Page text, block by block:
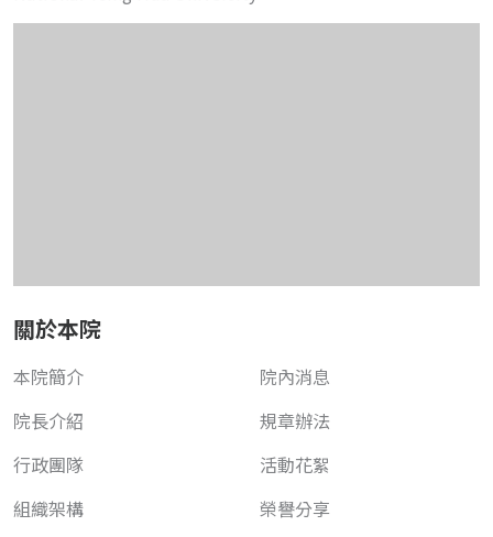
關於本院
本院簡介
院長介紹
行政團隊
組織架構
院內消息
規章辦法
活動花絮
榮譽分享